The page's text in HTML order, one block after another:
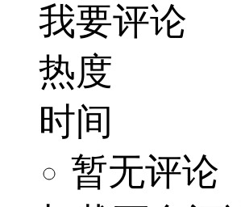
我要评论
热度
时间
暂无评论